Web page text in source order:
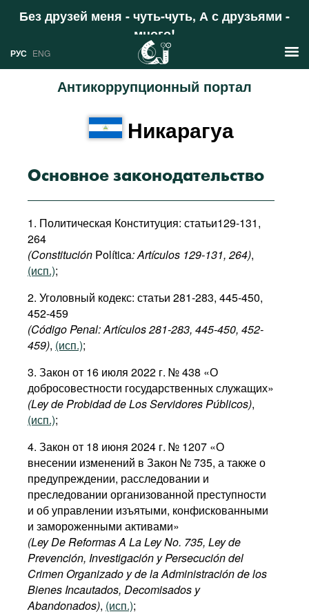
Без друзей меня - чуть-чуть, А с друзьями -
много!
Поддержать
РУС ENG
Антикоррупционный портал
Новости
Аналитика
Профили
Стран
Международных организаций
Сайты
Документы международных
организаций
Фильмы
Подкасты
Книжная полка
Никарагуа
Основное законодательство
1. Политическая Конституция: статьи129-131,
264
(Constitución Política: Artículos 129-131, 264),
(исп.);
2. Уголовный кодекс: статьи 281-283, 445-450,
452-459
(Código Penal: Artículos281-283, 445-450, 452-
459), (исп.);
3. Закон от 16 июля 2022 г. № 438 «О
добросовестности государственных служащих»
(Ley de Probidad de Los Servidores Públicos),
(исп.);
4. Закон от 18 июня 2024 г. № 1207 «О
внесении изменений в Закон № 735, а также о
предупреждении, расследовании и
преследовании организованной преступности
и об управлении изъятыми, конфискованными
и замороженными активами»
(Ley De Reformas A La Ley No. 735, Ley de
Prevención, Investigación y Persecución del
Crimen Organizado y de la Administración de los
Bienes Incautados, Decomisados y
Abandonados), (исп.);